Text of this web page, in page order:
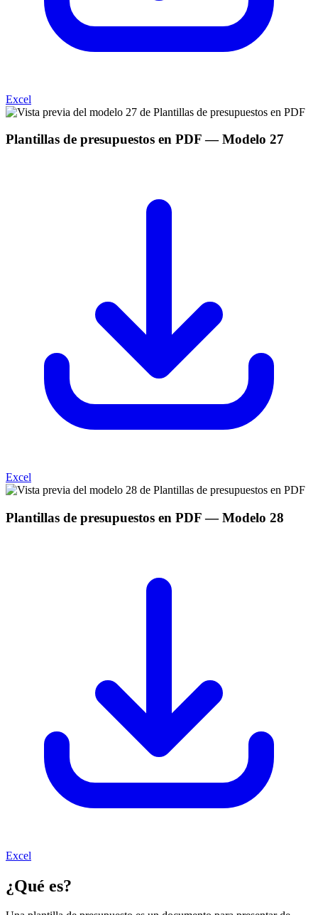
Excel
Plantillas de presupuestos en PDF— Modelo 27
Excel
Plantillas de presupuestos en PDF— Modelo 28
Excel
¿Qué es?